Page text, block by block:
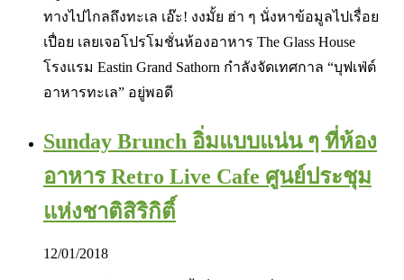
ทางไปไกลถึงทะเล เอ๊ะ! งงมั้ย ฮ่า ๆ นั่งหาข้อมูลไปเรื่อย
เปื่อย เลยเจอโปรโมชั่นห้องอาหาร The Glass House
โรงแรม Eastin Grand Sathorn กำลังจัดเทศกาล “บุฟเฟ่ต์
อาหารทะเล” อยู่พอดี
Sunday Brunch อิ่มแบบแน่น ๆ ที่ห้อง
อาหาร Retro Live Cafe ศูนย์ประชุม
แห่งชาติสิริกิติ์
12/01/2018